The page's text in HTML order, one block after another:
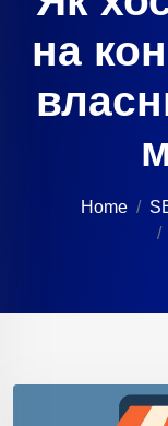
на
Home